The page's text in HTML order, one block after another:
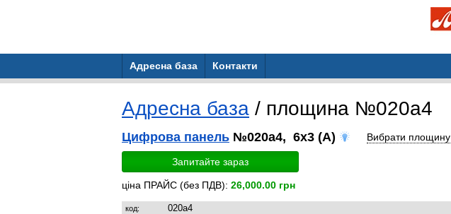
Адресна база Контакти
Адресна база / площина №020a4
Цифрова панель №020a4, 6x3 (A) Вибрати площину
Запитайте зараз
ціна ПРАЙС (без ПДВ): 26,000.00 грн
код:
020a4